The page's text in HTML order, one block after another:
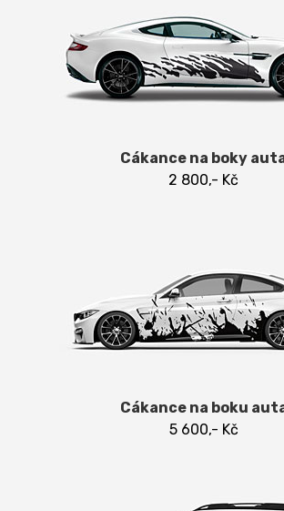
Cákance na boky
2 800,- Kč
Cákance na boku
5 600,- Kč